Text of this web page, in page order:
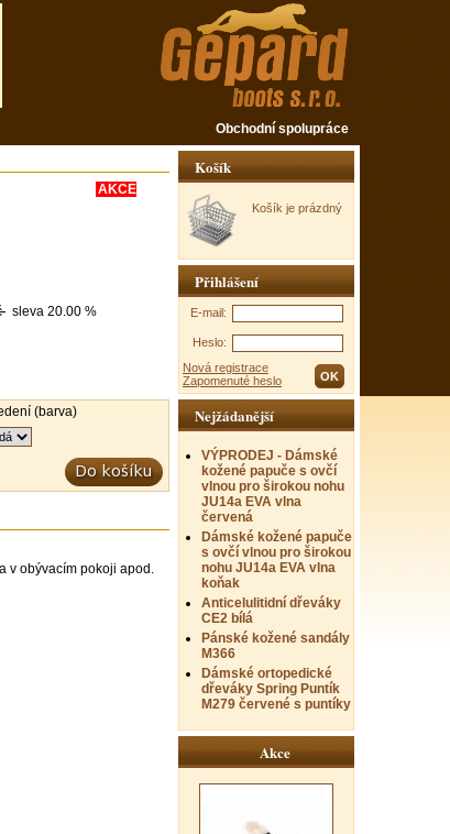
Obchodní spolupráce
Košík
Košík je prázdný
Přihlášení
E-mail:
Heslo:
Nová registrace
Zapomenuté heslo
Nejžádanější
VÝPRODEJ - Dámské
kožené papuče s ovčí
vlnou pro širokou nohu
JU14a EVA vlna
červená
Dámské kožené papuče
s ovčí vlnou pro širokou
nohu JU14a EVA vlna
koňak
Anticelulitidní dřeváky
CE2 bílá
Pánské kožené sandály
M366
Dámské ortopedické
dřeváky Spring Puntík
M279 červené s puntíky
Akce
AKCE
sleva 20.00 %
(barva)
v obývacím pokoji apod.